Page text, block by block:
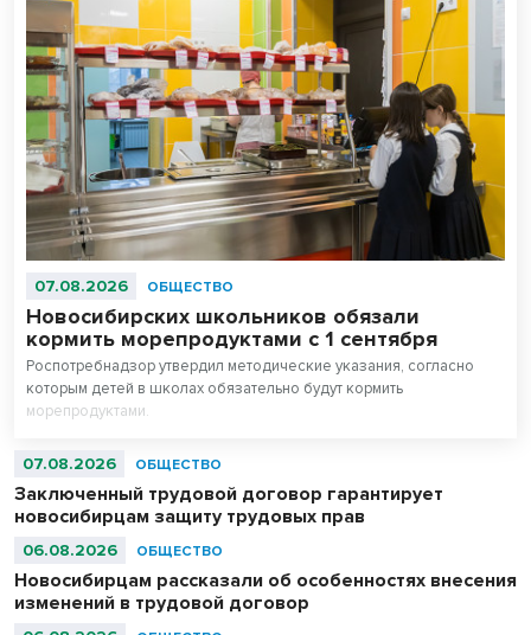
07.08.2026 ОБЩЕСТВО
Новосибирских школьников обязали
кормить морепродуктами с 1 сентября
Роспотребнадзор утвердил методические указания, согласно
которым детей в школах обязательно будут кормить
морепродуктами.
07.08.2026 ОБЩЕСТВО
Заключенный трудовой договор гарантирует
новосибирцам защиту трудовых прав
06.08.2026 ОБЩЕСТВО
Новосибирцам рассказали об особенностях внесения
изменений в трудовой договор